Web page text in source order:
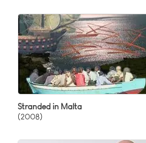
Stranded in Malta
(2008)